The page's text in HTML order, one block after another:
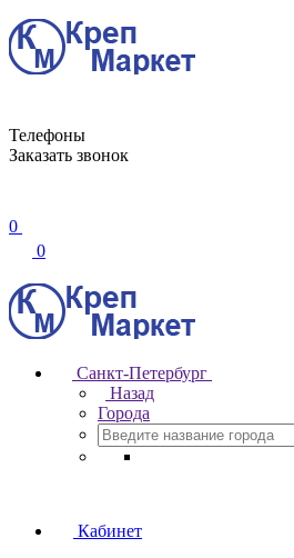
Телефоны
Заказать звонок
0
0
Санкт-Петербург
Назад
Города
Кабинет